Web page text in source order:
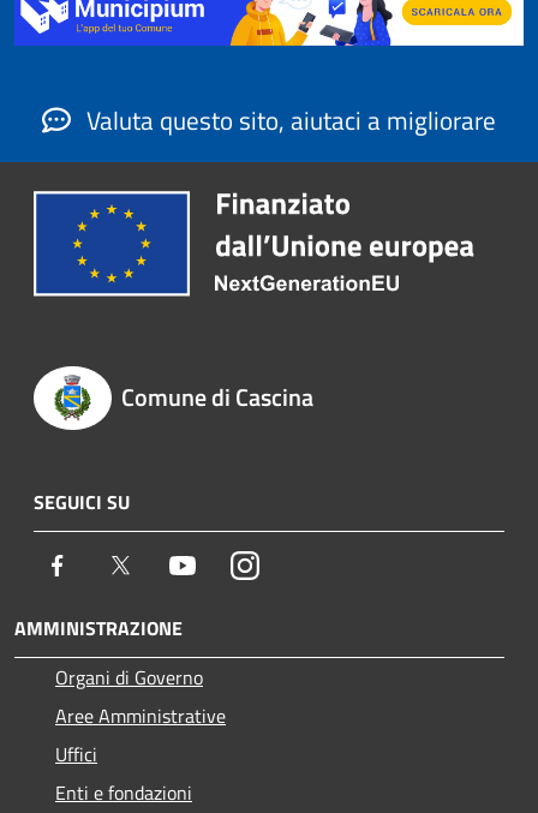
Valuta questo sito, aiutaci a migliorare
Comune di Cascina
SEGUICI SU
Facebook Twitter YoutubeInstagram
AMMINISTRAZIONE
Organi di Governo
Aree Amministrative
Uffici
Enti e fondazioni